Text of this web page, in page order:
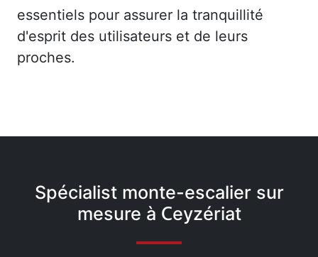
essentiels pour assurer la tranquillité
d'esprit des utilisateurs et de leurs
proches.
Spécialist monte-escalier sur
mesure à Ceyzériat